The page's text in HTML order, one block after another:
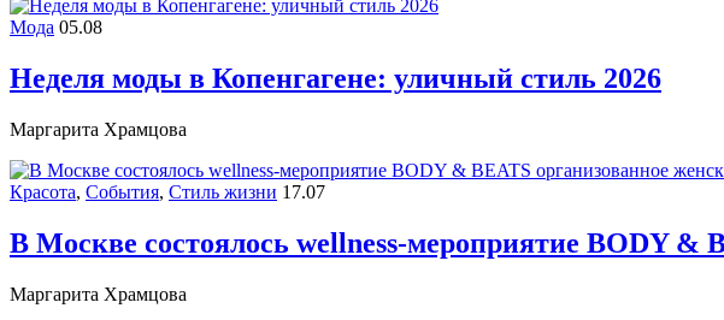
Мода 05.08
Неделя моды в Копенгагене: уличный стиль 2026
Маргарита Храмцова
Красота, События, Стиль жизни 17.07
В Москве состоялось wellness-мероприятие BODY &
Маргарита Храмцова